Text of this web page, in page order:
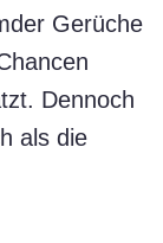
Gerüche
Dennoch
als die